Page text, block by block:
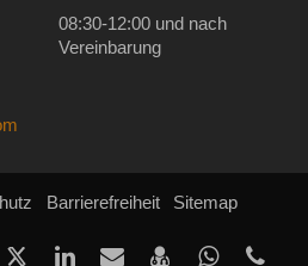
08:30-12:00 und nach
Vereinbarung
Barrierefreiheit Sitemap
Auf
Auf
Per
vCard
Auf